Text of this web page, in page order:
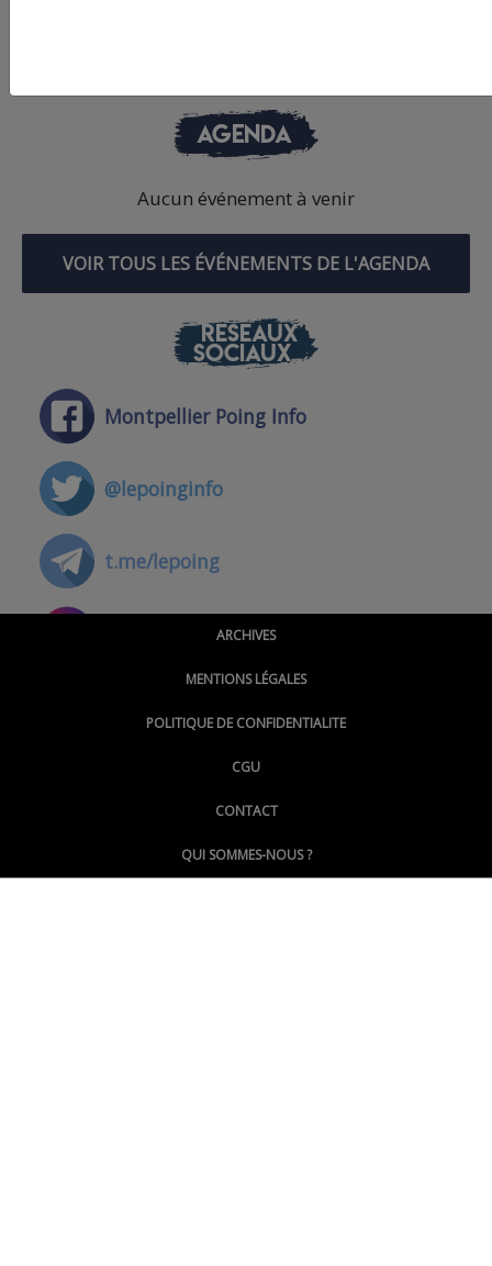
AGENDA
Aucun événement à venir
VOIR TOUS LES ÉVÉNEMENTS DE L'AGENDA
RÉSEAUX
SOCIAUX
Montpellier Poing Info
@lepoinginfo
t.me/lepoing
@montpellierpoinginfo
@LePoingMontpellier
ARCHIVES
MENTIONS LÉGALES
POLITIQUE DE CONFIDENTIALITE
CGU
CONTACT
QUI SOMMES-NOUS ?